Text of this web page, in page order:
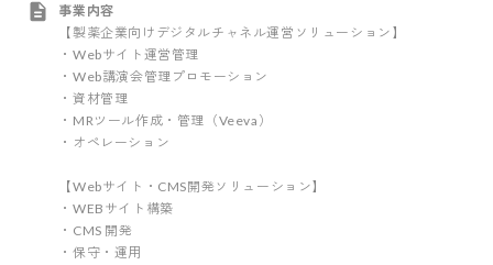
事業内容
【製薬企業向けデジタルチャネル運営ソリューション】
・Webサイト運営管理
・Web講演会管理プロモーション
・資材管理
・MRツール作成・管理（Veeva）
・オペレーション
【Webサイト・CMS開発ソリューション】
・WEBサイト構築
・CMS 開発
・保守・運用